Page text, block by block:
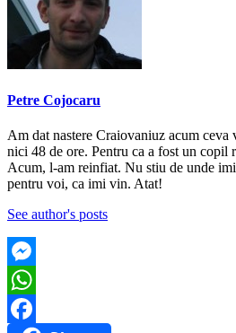
Petre Cojocaru
Am dat nastere Craiovaniuz acum ceva
nici 48 de ore. Pentru ca a fost un copil
Acum, l-am reinfiat. Nu stiu de unde
pentru voi, ca imi vin. Atat!
See author's posts
Messenger
WhatsApp